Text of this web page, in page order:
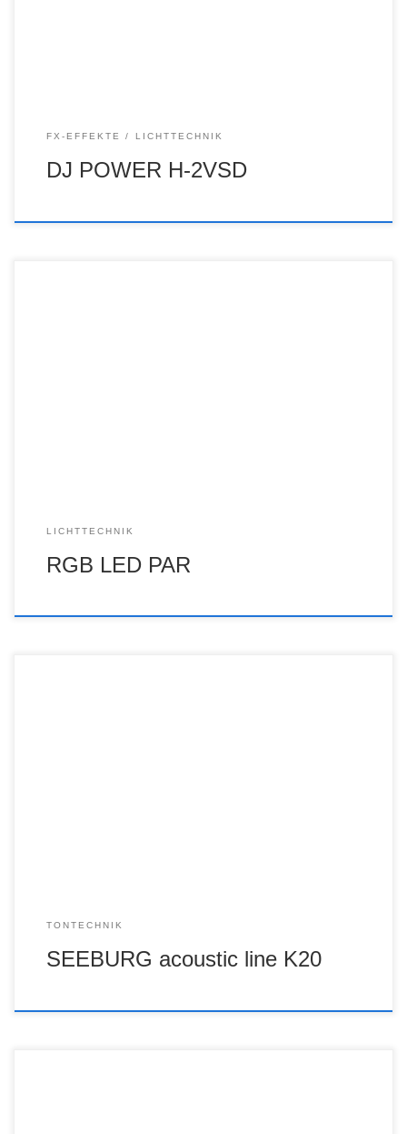
FX-EFFEKTE LICHTTECHNIK
DJ POWER H-2VSD
LICHTTECHNIK
RGB LED PAR
TONTECHNIK
SEEBURG acoustic line K20